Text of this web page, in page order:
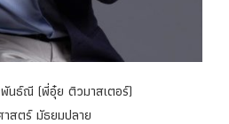
นธ์ณี (พี่อุ๋ย ติวมาสเตอร์)
สตร์ มัธยมปลาย